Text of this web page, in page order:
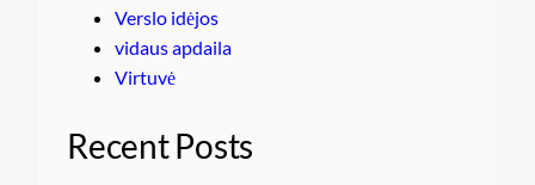
Verslo idėjos
vidaus apdaila
Virtuvė
Recent Posts